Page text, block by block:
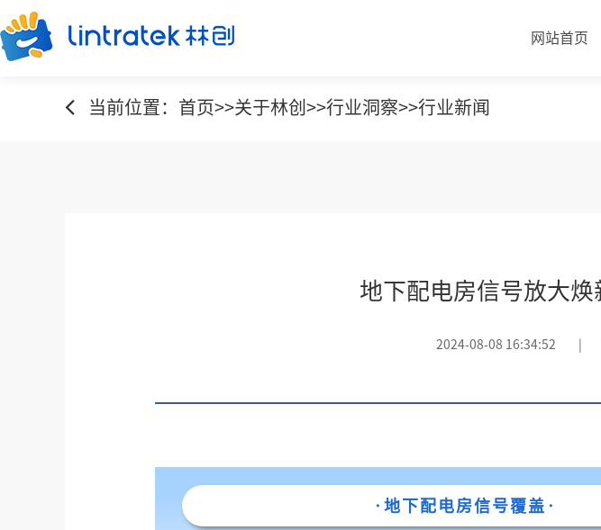
网站首页
当前位置： 首页>>关于林创 >>行业洞察>>行业新闻
地下配电房信号放大焕
2024-08-08 16:34:52
·地下配电房信号覆盖·